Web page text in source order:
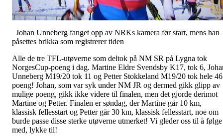
Johan Unneberg fanget opp av NRKs kamera før start, mens han
påsettes brikka som registrerer tiden
Alle de tre TFL-utøverne som deltok på NM SR på Lygna tok
NorgesCup-poeng i dag. Martine Eldre Svendsby K17, tok 6,
Unneberg M19/20 tok 11 og Petter Stokkeland M19/20 tok hele 46
poeng! Johan, som var syk under NM JR og dermed gikk glipp av
mulige poeng, gikk ikke videre til finalen, men det gjorde derimot
Martine og Petter. Finalen er søndag, der Martine går 10 km,
klassisk fellesstart og Petter går 30 km, klassisk fellesstart, noe om
burde passe disse sterke utøverne utmerket! Vi gleder oss til å følge
med, lykke til!